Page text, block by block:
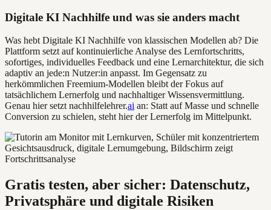
Digitale KI Nachhilfe und was sie anders macht
Was hebt Digitale KI Nachhilfe von klassischen Modellen ab? Die
Plattform setzt auf kontinuierliche Analyse des Lernfortschritts,
sofortiges, individuelles Feedback und eine Lernarchitektur, die sich
adaptiv an jede:n Nutzer:in anpasst. Im Gegensatz zu
herkömmlichen Freemium-Modellen bleibt der Fokus auf
tatsächlichem Lernerfolg und nachhaltiger Wissensvermittlung.
Genau hier setzt nachhilfelehrer.ai an: Statt auf Masse und schnelle
Conversion zu schielen, steht hier der Lernerfolg im Mittelpunkt.
Gratis testen, aber sicher: Datenschutz,
Privatsphäre und digitale Risiken